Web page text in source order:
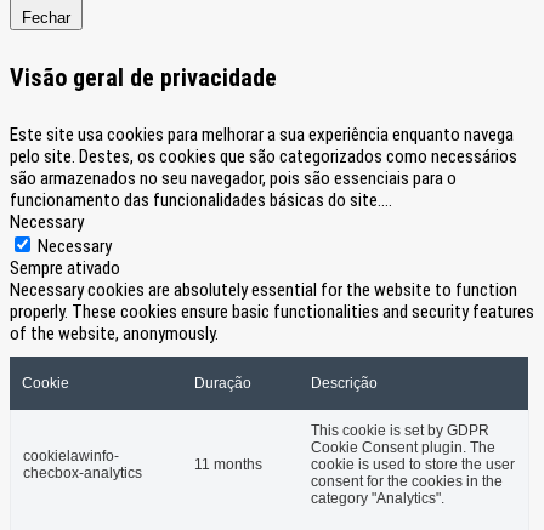
Fechar
Visão geral de privacidade
Este site usa cookies para melhorar a sua experiência enquanto navega
pelo site. Destes, os cookies que são categorizados como necessários
são armazenados no seu navegador, pois são essenciais para o
funcionamento das funcionalidades básicas do site....
Necessary
Necessary
Sempre ativado
Necessary cookies are absolutely essential for the website to function
properly. These cookies ensure basic functionalities and security features
of the website, anonymously.
Cookie Duração Descrição
cookielawinfo-
checbox-analytics
11 months
This cookie is set by GDPR
Cookie Consent plugin. The
cookie is used to store the user
consent for the cookies in the
category "Analytics".